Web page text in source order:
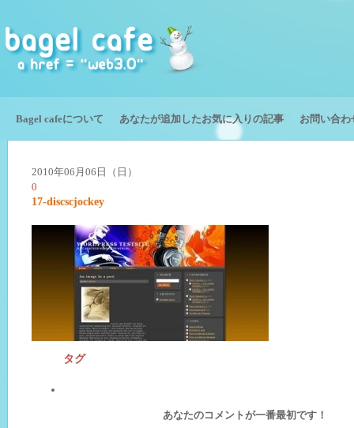
Bagel cafeについて あなたが追加したお気に入りの記事 お問い合わ
2010年06月06日（日）
0
17-discscjockey
タグ
あなたのコメントが一番最初です！